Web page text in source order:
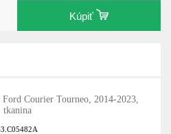
Kúpiť
Courier Tourneo, 2014-2023,
tkanina